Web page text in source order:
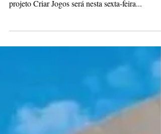
Redação
Aula inaugural do Criar Jogos será
nesta sexta-feira (29)
O projeto iniciado em 2022 já beneficiou mais de